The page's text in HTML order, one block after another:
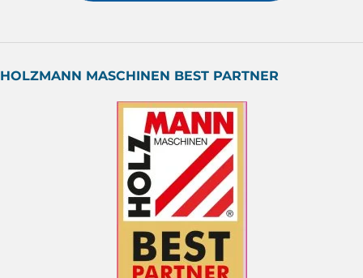
HOLZMANN MASCHINEN BEST PARTNER